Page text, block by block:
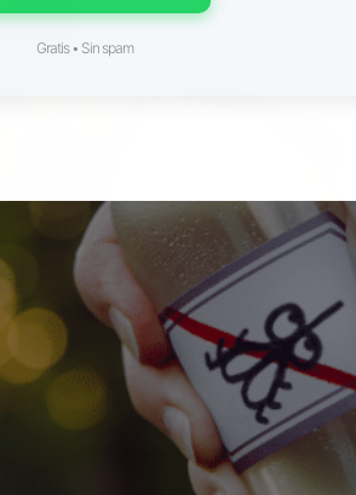
Gratis • Sin spam